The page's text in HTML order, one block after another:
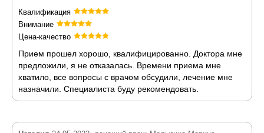
Квалификация
Внимание
Цена-качество
Прием прошел хорошо, квалифицированно. Доктора мне
предложили, я не отказалась. Времени приема мне
хватило, все вопросы с врачом обсудили, лечение мне
назначили. Специалиста буду рекомендовать.